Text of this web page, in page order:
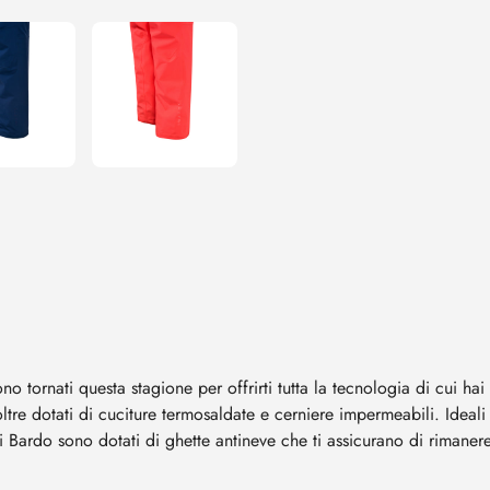
tornati questa stagione per offrirti tutta la tecnologia di cui
dotati di cuciture termosaldate e cerniere impermeabili.
sono dotati di ghette antineve che ti assicurano di